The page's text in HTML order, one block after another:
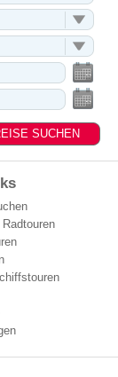
Radtouren